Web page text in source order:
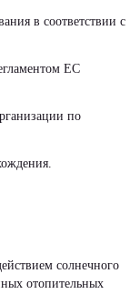
в соответствии с
ЕС
по
солнечного
отопительных